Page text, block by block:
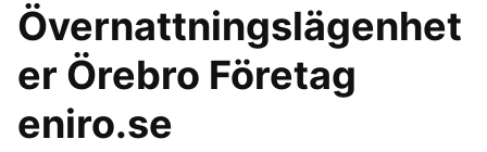
Övernattningslägenhet
er Örebro Företag
eniro.se